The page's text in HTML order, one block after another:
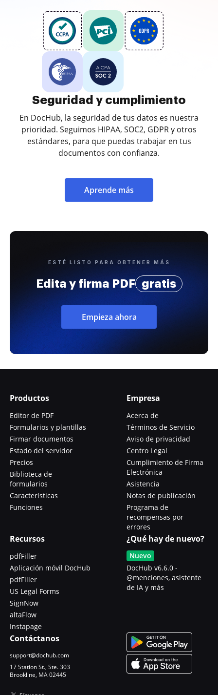
Seguridad y cumplimiento
En DocHub, la seguridad de tus datos es nuestra
prioridad. Seguimos HIPAA, SOC2, GDPR y otros
estándares, para que puedas trabajar en tus
documentos con confianza.
Aprende más
ESTÉ LISTO PARA OBTENER MÁS
Edita y firma PDF gratis
Empieza ahora
Productos
Editor de PDF
Formularios y plantillas
Firmar documentos
Estado del servidor
Precios
Biblioteca de
formularios
Características
Funciones
Empresa
Acerca de
Términos de Servicio
Aviso de privacidad
Centro Legal
Cumplimiento de Firma
Electrónica
Asistencia
Notas de publicación
Programa de
recompensas por
errores
Recursos
pdfFiller
Aplicación móvil DocHub
pdfFiller
US Legal Forms
SignNow
altaFlow
Instapage
¿Qué hay de nuevo?
Nuevo
DocHub v6.6.0 -
@menciones, asistente
de IA y más
Contáctanos
support@dochub.com
17 Station St., Ste. 303
Brookline, MA 02445